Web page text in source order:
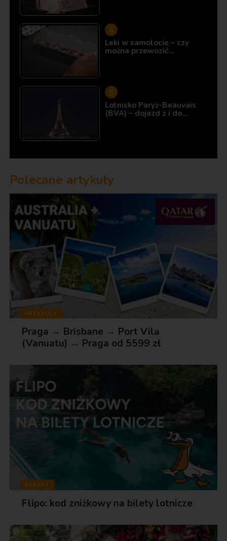
Leki w samolocie – czy
można przewozić…
Lotnisko Paryż-Beauvais
(BVA) – dojazd z i do…
Polecane artykuły
ARTYKUŁY
Praga → Brisbane → Port Vila
(Vanuatu) → Praga od 5599 zł
RABATY
Flipo: kod zniżkowy na bilety lotnicze